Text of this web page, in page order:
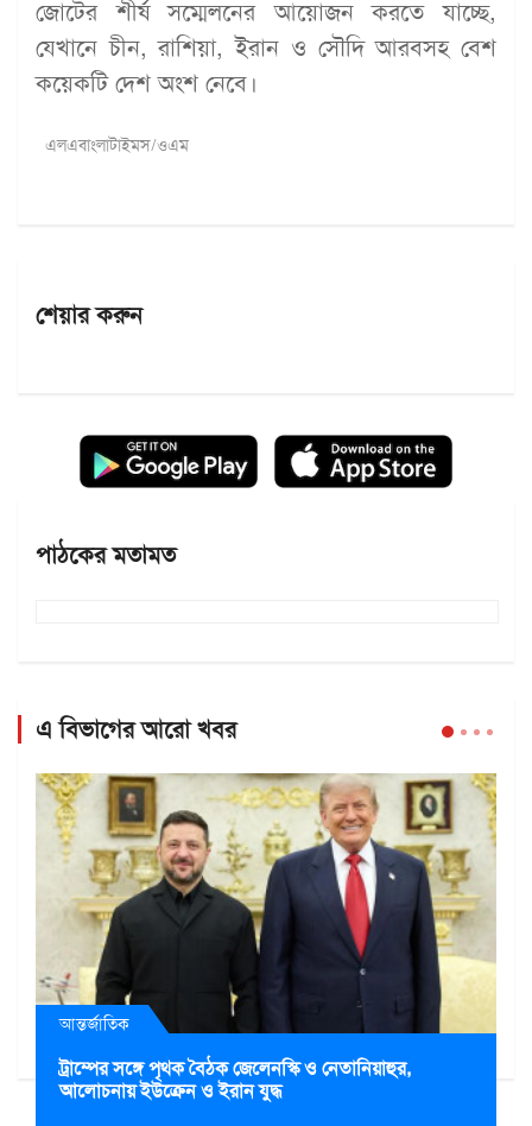
জোটের শীর্ষ সম্মেলনের আয়োজন করতে যাচ্ছে,
যেখানে চীন, রাশিয়া, ইরান ও সৌদি আরবসহ বেশ
কয়েকটি দেশ অংশ নেবে।
এলএবাংলাটাইমস/ওএম
শেয়ার করুন
পাঠকের মতামত
এ বিভাগের আরো খবর
আন্তর্জাতিক
ট্রাম্পের সঙ্গে পৃথক বৈঠক জেলেনস্কি ও নেতানিয়াহুর,
আলোচনায় ইউক্রেন ও ইরান যুদ্ধ